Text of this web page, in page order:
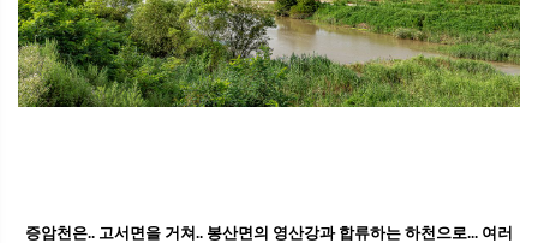
증암천은.. 고서면을 거쳐.. 봉산면의 영산강과 합류하는 하천으로... 여러